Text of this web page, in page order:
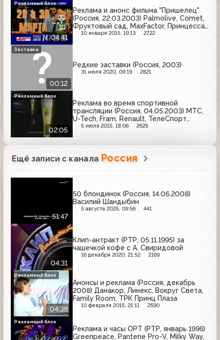
04:41
Реклама и анонс фильма "Пришелец"
(Россия, 22.03.2003) Palmolive, Comet,
Фруктовый сад, MaxFactor, Принцесса
Нури, Reflex, Mr. Proper, Rich, Pantene
10 января 2015, 19:13 2722
Рекламный блок
00:12
Редкие заставки (Россия, 2003)
31 июля 2020, 09:19 2821
Заставка
02:05
Реклама во время спортивной
трансляции (Россия, 04.05.2003) МТС,
U-Tech, Fram, Renault, ТелеСпорт
Маркетинг, Car-Freshner, Warsteiner,
5 июля 2015, 18:06 2625
Рекламный блок
Ещё записи с канала Россия
51:47
50 блондинок (Россия, 14.06.2008)
Василий Шандыбин
5 августа 2025, 09:56 441
04:31
Клип-антракт (РТР, 05.11.1995) за
чашечкой кофе c А. Свиридовой
16 декабря 2020, 21:52 2169
04:38
Анонсы и реклама (Россия, декабрь
2008) Данакор, Линекс, Вокруг Света,
Family Room, ТРК Принц Плаза
10 февраля 2015, 21:11 2590
Рекламный блок
Реклама и часы ОРТ (РТР, январь 1996)
Greenpeace, Pantene Pro-V, Milky Way,
Рекламный блок